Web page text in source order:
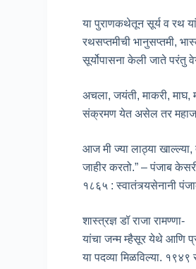
या पुराणकथेतून सूर्य व रथ
रथसप्तमीची भानुसप्तमी,
सूर्योपासना केली जाते परंतु
अचला, जयंती, माकरी, माघ,
संक्रमण येत असेल तर
आज मी ज्या लाठ्या
जाहीर करतो.” – पंजाब
१८६५ : स्वातंत्र्यसेनानी
शास्त्रज्ञ डॉ राजा रामण्णा-
यांचा जन्म म्हैसूर येथे आणि
या पदव्या मिळविल्या.